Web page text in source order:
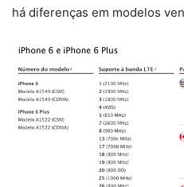
há diferenças em modelos